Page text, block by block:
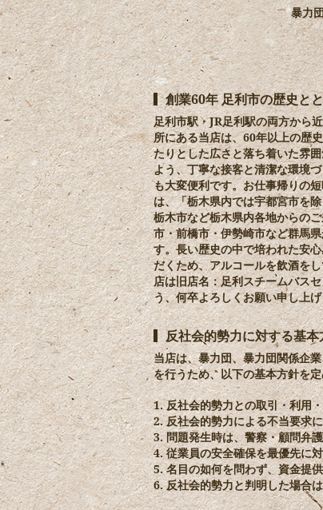
暴力
創業60年 足利市の歴史と
足利市駅・JR足利駅の両方から
所にある当店は、60年以上の歴
たりとした広さと落ち着いた雰
よう、丁寧な接客と清潔な環境
も大変便利です。お仕事帰りの
は、「栃木県内では宇都宮市を
栃木市など栃木県内各地からの
市・前橋市・伊勢崎市など群馬
す。長い歴史の中で培われた安
だくため、アルコールを飲酒を
店は旧店名：足利スチームバス
う、何卒よろしくお願い申し上
反社会的勢力に対する基本
当店は、暴力団、暴力団関係企
を行うため、以下の基本方針を
1. 反社会的勢力との取引・利用
2. 反社会的勢力による不当要求
3. 問題発生時は、警察・顧問弁
4. 従業員の安全確保を最優先に
5. 名目の如何を問わず、資金提
6. 反社会的勢力と判明した場合